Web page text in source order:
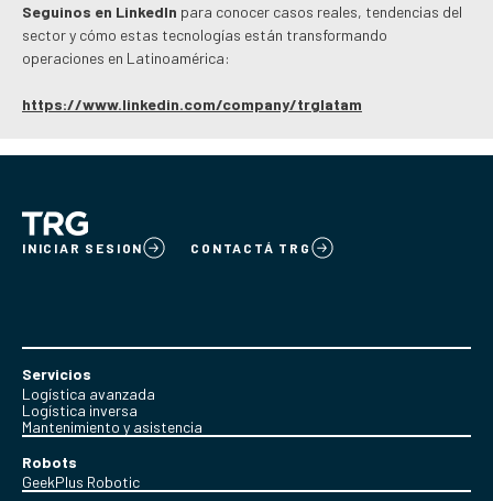
Seguinos en LinkedIn para conocer casos reales, tendencias del
sector y cómo estas tecnologías están transformando
operaciones en Latinoamérica:
https://www.linkedin.com/company/trglatam
INICIAR SESION CONTACTÁ TRG
Servicios
Logística avanzada
Logística inversa
Mantenimiento y asistencia
Robots
GeekPlus Robotic